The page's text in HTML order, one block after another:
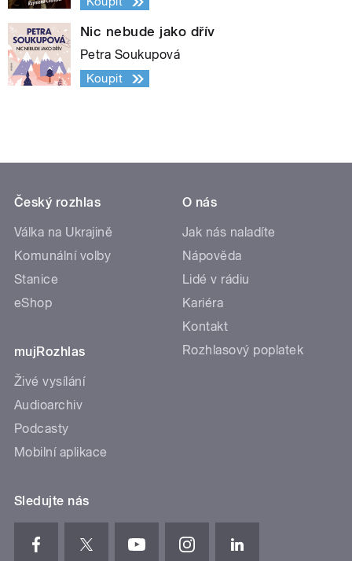
Nic nebude jako dřív
Petra Soukupová
Koupit
Český rozhlas
Válka na Ukrajině
Komunální volby
Stanice
eShop
mujRozhlas
Živé vysílání
Audioarchiv
Podcasty
Mobilní aplikace
O nás
Jak nás naladíte
Nápověda
Lidé v rádiu
Kariéra
Kontakt
Rozhlasový poplatek
Sledujte nás